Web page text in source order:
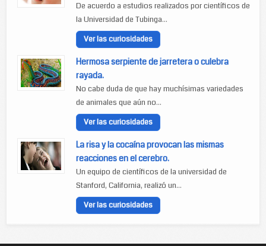
De acuerdo a estudios realizados por científicos de
la Universidad de Tubinga...
Ver las curiosidades
Hermosa serpiente de jarretera o culebra
rayada.
No cabe duda de que hay muchísimas variedades
de animales que aún no...
Ver las curiosidades
La risa y la cocaína provocan las mismas
reacciones en el cerebro.
Un equipo de científicos de la universidad de
Stanford, California, realizó un...
Ver las curiosidades